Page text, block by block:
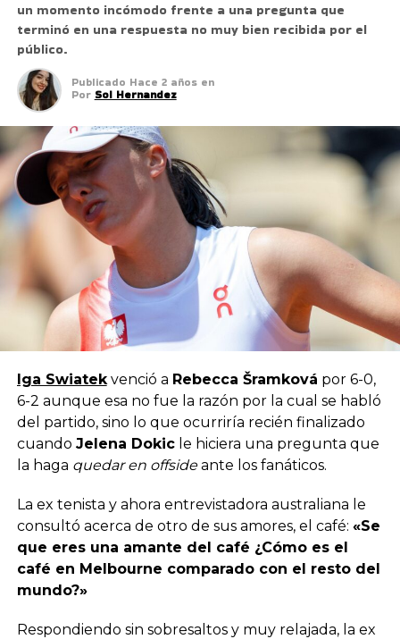
un momento incómodo frente a una pregunta que
terminó en una respuesta no muy bien recibida por el
público.
Publicado Hace 2 años en
Por Sol Hernandez
Iga Swiatekvenció a Rebecca Šramková por 6-0,
6-2 aunque esa no fue la razón por la cual se habló
del partido, sino lo que ocurriría recién finalizado
cuando Jelena Dokicle hiciera una pregunta que
la haga quedar en offsideante los fanáticos.
La ex tenista y ahora entrevistadora australiana le
consultó acerca de otro de sus amores, el café: «Se
que eres una amante del café ¿Cómo es el
café en Melbourne comparado con el resto del
mundo?»
Respondiendo sin sobresaltos y muy relajada, la ex